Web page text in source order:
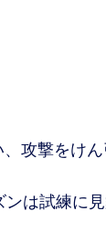
撃をけん
は試練に見